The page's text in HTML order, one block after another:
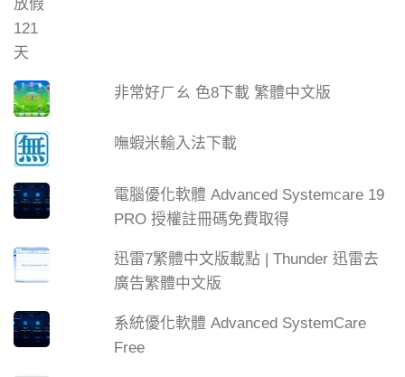
非常好ㄏㄠ 色8下載 繁體中文版
嘸蝦米輸入法下載
電腦優化軟體 Advanced Systemcare 19
PRO 授權註冊碼免費取得
迅雷7繁體中文版載點 | Thunder 迅雷去
廣告繁體中文版
系統優化軟體 Advanced SystemCare
Free